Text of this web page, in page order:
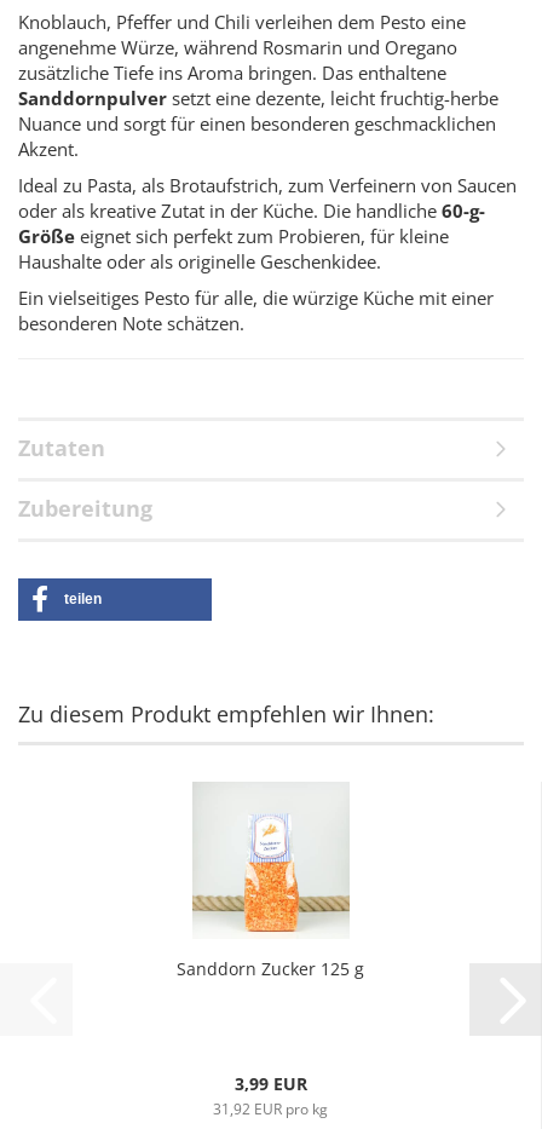
Knoblauch, Pfeffer und Chili verleihen dem Pesto eine
angenehme Würze, während Rosmarin und Oregano
zusätzliche Tiefe ins Aroma bringen. Das enthaltene
Sanddornpulver setzt eine dezente, leicht fruchtig-herbe
Nuance und sorgt für einen besonderen geschmacklichen
Akzent.
Ideal zu Pasta, als Brotaufstrich, zum Verfeinern von Saucen
oder als kreative Zutat in der Küche. Die handliche 60-g-
Größe eignet sich perfekt zum Probieren, für kleine
Haushalte oder als originelle Geschenkidee.
Ein vielseitiges Pesto für alle, die würzige Küche mit einer
besonderen Note schätzen.
Zutaten
Zubereitung
teilen
Zu diesem Produkt empfehlen wir Ihnen:
Sanddorn Zucker 125 g
3,99 EUR
31,92 EUR pro kg